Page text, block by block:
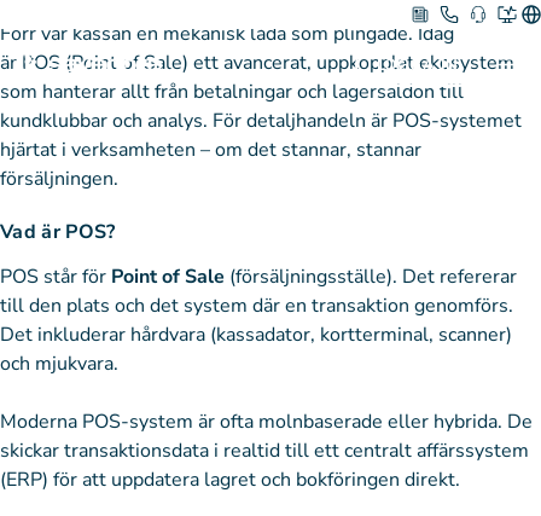
till
innehåll
LOGGA IN
Förr var kassan en mekanisk låda som plingade. Idag
är POS (Point of Sale) ett avancerat, uppkopplat ekosystem
som hanterar allt från betalningar och lagersaldon till
kundklubbar och analys. För detaljhandeln är POS-systemet
hjärtat i verksamheten – om det stannar, stannar
försäljningen.
Vad är POS?
POS står för Point of Sale (försäljningsställe). Det refererar
till den plats och det system där en transaktion genomförs.
Det inkluderar hårdvara (kassadator, kortterminal, scanner)
och mjukvara.
Moderna POS-system är ofta molnbaserade eller hybrida. De
skickar transaktionsdata i realtid till ett centralt affärssystem
(ERP) för att uppdatera lagret och bokföringen direkt.